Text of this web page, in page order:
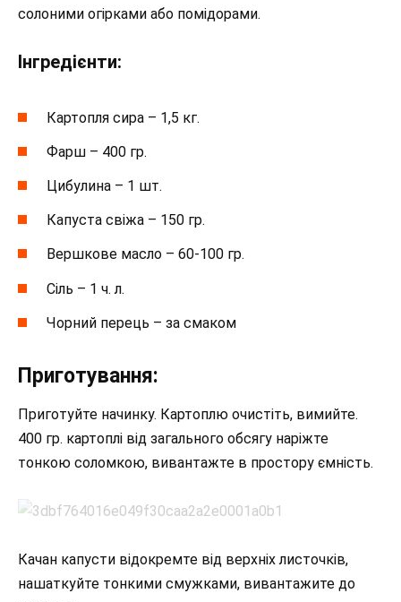
солоними огірками або помідорами.
Інгредієнти:
Картопля сира – 1,5 кг.
Фарш – 400 гр.
Цибулина – 1 шт.
Капуста свіжа – 150 гр.
Вершкове масло – 60-100 гр.
Сіль – 1 ч. л.
Чорний перець – за смаком
Приготування:
Приготуйте начинку. Картоплю очистіть, вимийте.
400 гр. картоплі від загального обсягу наріжте
тонкою соломкою, вивантажте в простору ємність.
Качан капусти відокремте від верхніх листочків,
нашаткуйте тонкими смужками, вивантажите до